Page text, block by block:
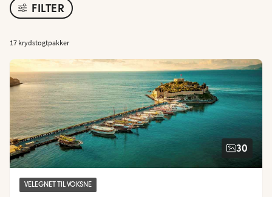
FILTER
17 krydstogtpakker
30
VELEGNET TIL VOKSNE